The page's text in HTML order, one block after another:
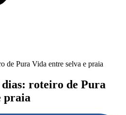
de Pura Vida entre selva e praia
dias: roteiro de Pura
praia